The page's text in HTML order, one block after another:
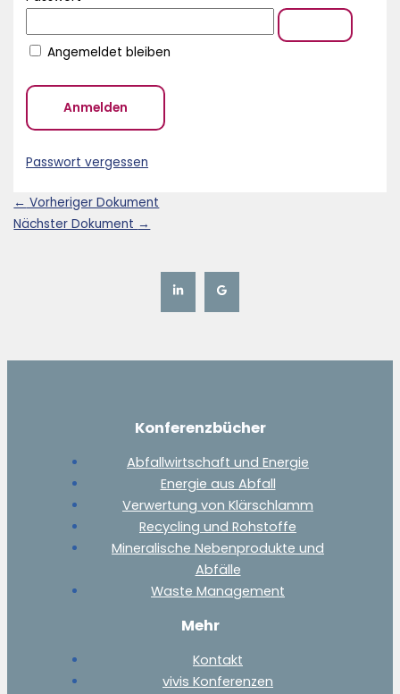
Angemeldet bleiben
Passwort vergessen
← Vorheriger Dokument
Nächster Dokument →
Konferenzbücher
Abfallwirtschaft und Energie
Energie aus Abfall
Verwertung von Klärschlamm
Recycling und Rohstoffe
Mineralische Nebenprodukte und
Abfälle
Waste Management
Mehr
Kontakt
vivis Konferenzen